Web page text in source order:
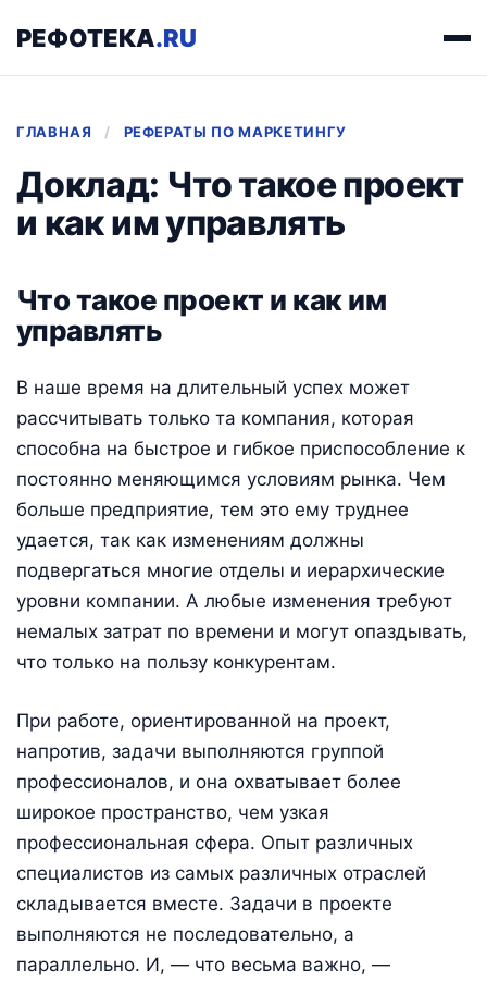
РЕФОТЕКА.RU
ГЛАВНАЯ / РЕФЕРАТЫ ПО МАРКЕТИНГУ
Доклад: Что такое проект
и как им управлять
Что такое проект и как им
управлять
В наше время на длительный успех может
рассчитывать только та компания, которая
способна на быстрое и гибкое приспособление к
постоянно меняющимся условиям рынка. Чем
больше предприятие, тем это ему труднее
удается, так как изменениям должны
подвергаться многие отделы и иерархические
уровни компании. А любые изменения требуют
немалых затрат по времени и могут опаздывать,
что только на пользу конкурентам.
При работе, ориентированной на проект,
напротив, задачи выполняются группой
профессионалов, и она охватывает более
широкое пространство, чем узкая
профессиональная сфера. Опыт различных
специалистов из самых различных отраслей
складывается вместе. Задачи в проекте
выполняются не последовательно, а
параллельно. И, — что весьма важно, —